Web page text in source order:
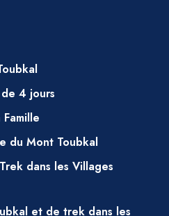
4 jours
du Mont Toubkal
dans les Villages
et de trek dans les